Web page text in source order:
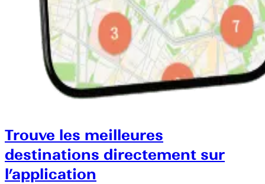
Trouve les meilleures
destinations directement sur
l’application